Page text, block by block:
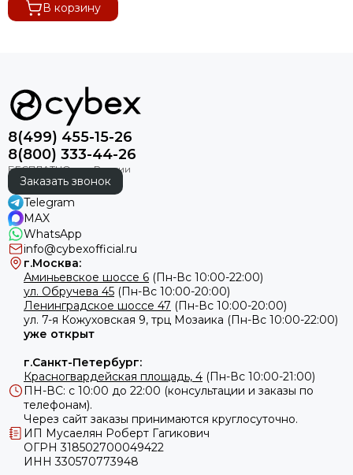
В корзину
8(499) 455-15-26
8(800) 333-44-26
Заказать звонок
Telegram
MAX
WhatsApp
info@cybexofficial.ru
г.Москва:
Аминьевское шоссе 6 (Пн-Вс 10:00-22:00)
ул. Обручева 45 (Пн-Вс 10:00-20:00)
Ленинградское шоссе 47 (Пн-Вс 10:00-20:00)
ул. 7-я Кожуховская 9, трц Мозаика (Пн-Вс 10:00-22:00)
уже открыт
г.Санкт-Петербург:
Красногвардейская площадь, 4 (Пн-Вс 10:00-21:00)
ПН-ВС: с 10:00 до 22:00 (консультации и заказы по
телефонам).
Через сайт заказы принимаются круглосуточно.
ИП Мусаелян Роберт Гагикович
ОГРН 318502700049422
ИНН 330570773948